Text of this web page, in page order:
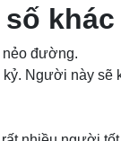
khác
nẻo đường.
Người này